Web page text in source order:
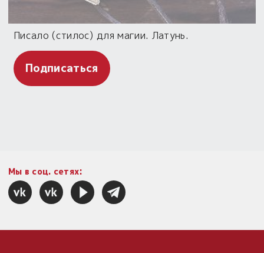
Писало (стилос) для магии. Латунь.
Подписаться
Мы в соц. сетях: